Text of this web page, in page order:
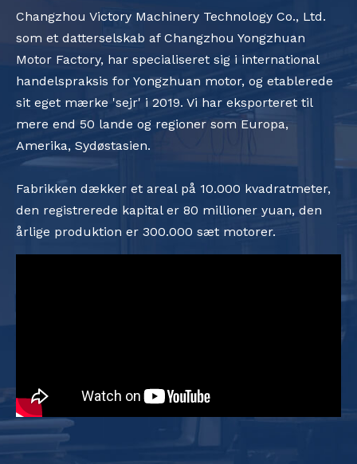
Changzhou Victory Machinery Technology Co., Ltd.
som et datterselskab af Changzhou Yongzhuan
Motor Factory, har specialiseret sig i international
handelspraksis for Yongzhuan motor, og etablerede
sit eget mærke 'sejr' i 2019. Vi har eksporteret til
mere end 50 lande og regioner som Europa,
Amerika, Sydøstasien.
Fabrikken dækker et areal på 10.000 kvadratmeter,
den registrerede kapital er 80 millioner yuan, den
årlige produktion er 300.000 sæt motorer.